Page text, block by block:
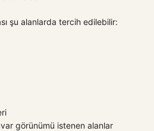
şu alanlarda tercih edilebilir:
görünümü istenen alanlar